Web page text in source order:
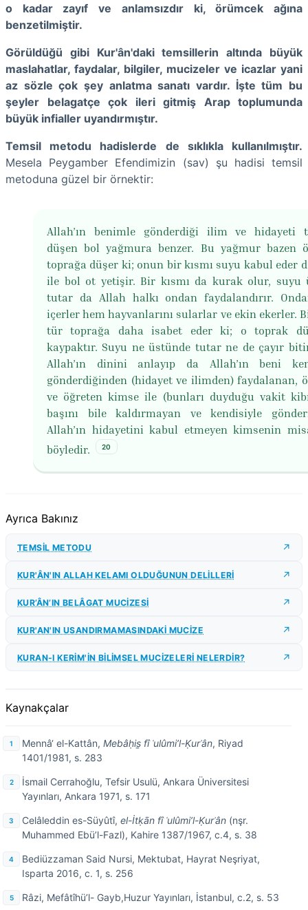
o kadar zayıf ve anlamsızdır ki, örümcek ağına
benzetilmiştir.
Görüldüğü gibi Kur'ân'daki temsillerin altında büyük
maslahatlar, faydalar, bilgiler, mucizeler ve icazlar yani
az sözle çok şey anlatma sanatı vardır. İşte tüm bu
şeyler belagatçe çok ileri gitmiş Arap toplumunda
büyük infialler uyandırmıştır.
Temsil metodu hadislerde de sıklıkla kullanılmıştır.
Mesela Peygamber Efendimizin (sav) şu hadisi temsil
metoduna güzel bir örnektir:
Allah’ın benimle gönderdiği ilim ve hidayeti
düşen bol yağmura benzer. Bu yağmur bazen
toprağa düşer ki; onun bir kısmı suyu kabul eder
ile bol ot yetişir. Bir kısmı da kurak olur, suyu
tutar da Allah halkı ondan faydalandırır.
içerler hem hayvanlarını sularlar ve ekin ekerler.
tür toprağa daha isabet eder ki; o toprak
kaypaktır. Suyu ne üstünde tutar ne de çayır
Allah’ın dinini anlayıp da Allah’ın beni
gönderdiğinden (hidayet ve ilimden) faydalanan,
ve öğreten kimse ile (bunları duyduğu vakit
başını bile kaldırmayan ve kendisiyle
Allah’ın hidayetini kabul etmeyen kimsenin
böyledir.
20
Ayrıca Bakınız
TEMSİL METODU
KUR'ÂN'IN ALLAH KELAMI OLDUĞUNUN DELİLLERİ
KUR’ÂN’IN BELÂGAT MUCİZESİ
KUR'AN'IN USANDIRMAMASINDAKİ MUCİZE
KURAN-I KERİM'İN BİLİMSEL MUCİZELERİ NELERDİR?
Kaynakçalar
Mennâ‘ el-Kattân, Mebâḥis̱ fî ʿulûmi’l-Ḳurʾân, Riyad
1401/1981, s. 283
İsmail Cerrahoğlu, Tefsir Usulü, Ankara Üniversitesi
Yayınları, Ankara 1971, s. 171
Celâleddin es-Süyûtî, el-İtḳān fî ʿulûmi’l-Ḳurʾân (nşr.
Muhammed Ebü’l-Fazl), Kahire 1387/1967, c.4, s. 38
Bediüzzaman Said Nursi, Mektubat, Hayrat Neşriyat,
Isparta 2016, c. 1, s. 256
Râzi, Mefâtîhü’l- Gayb,Huzur Yayınları, İstanbul, c.2, s. 53